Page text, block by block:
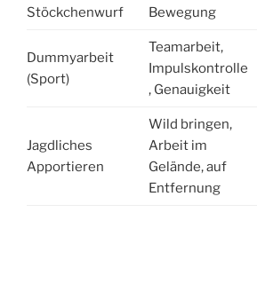
Stöckchenwurf
Bewegung
Dummyarbeit
(Sport)
Teamarbeit,
Impulskontrolle
, Genauigkeit
Jagdliches
Apportieren
Wild bringen,
Arbeit im
Gelände, auf
Entfernung